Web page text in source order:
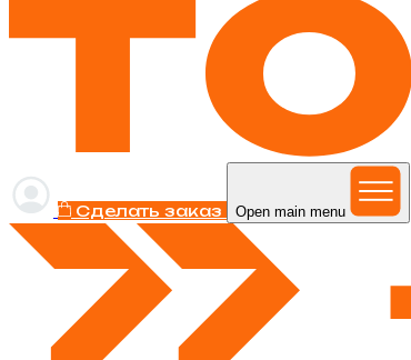
Сделать заказ Open main menu